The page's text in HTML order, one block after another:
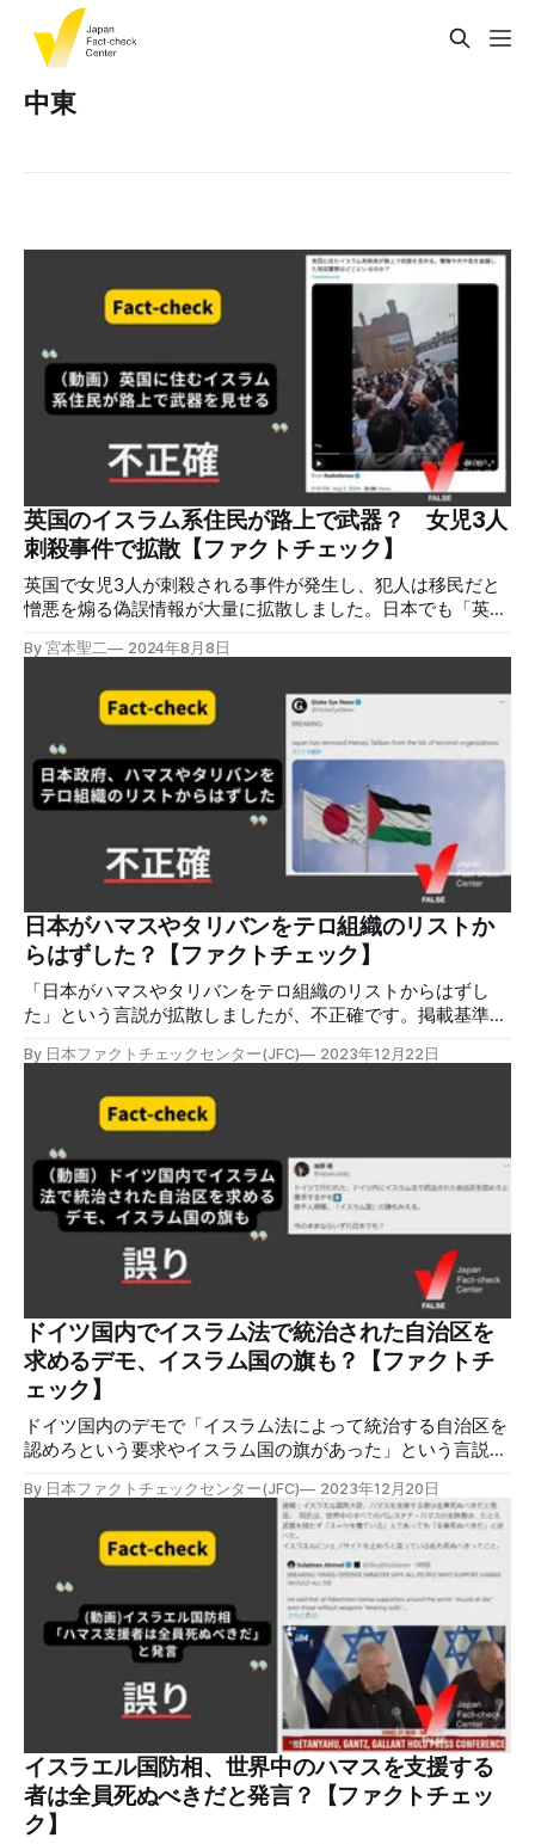
中東
英国のイスラム系住民が路上で武器？ 女児3人
刺殺事件で拡散【ファクトチェック】
英国で女児3人が刺殺される事件が発生し、犯人は移民だと
憎悪を煽る偽誤情報が大量に拡散しました。日本でも「英国
ともにナイフを持った群衆の動画が拡散し、イスラム系の暴
です。これは結婚祝いで装飾用のナイフを手に踊る様子で
いニュース 英国に住むイスラム系住民が路上で武器を見せ
る」というキャプションとともに、男性たちがナイフをかざ
して太鼓の音楽に合わせて踊る様子が映った動画が拡散し
すね」などのコメントがついている。同じ動画は英語で多数
拡散している。 検証過程 7月29日、イングランド西部のサ
ウスポートのダンススタジオで、3人の少女が17歳の少年に
刺殺される事件が起きた（NHK)。事件後、犯人はボートで
イギリスに渡ってきたイスラム系移民だといった偽情報が
SNSで拡散し大規模な暴動が起き、モスクなどが襲撃されて
いる（NHK）。 動画をGoogl
By 宮本聖二 2024年8月8日
日本がハマスやタリバンをテロ組織のリストか
らはずした？【ファクトチェック】
「日本がハマスやタリバンをテロ組織のリストからはずし
た」という言説が拡散しましたが、不正確です。掲載基準の
ですが、基準の再検討がされているほか、様々な資料に今も
「BREAKING: Japan has removed Hamas, Taliban from the
list of terrorist organizations.（速報：日本がテロ組織のリス
トからハマスとタリバンを削除した）」という英文のポスト
がX（Twitter）で拡散した。2023年12月4日現在、このポス
トは約316万回の表示回数と約1.5万件以上のリポストを獲得
している。 検証過程 公安調査庁サイトからの組織名の削除
現代東アラブ地域の政治に詳しい青山弘之・東京外大教授の
2023年11月29日の記事によると、青山教授が確認した時点
で、公安調査庁サイトの「世界のテロ・武装組織等」の項目
に54のテロ・武装組織が掲載されていた。ただし、以前はリ
ストにあった183の組織名などが削
By 日本ファクトチェックセンター(JFC) 2023年12月22日
ドイツ国内でイスラム法で統治された自治区を
求めるデモ、イスラム国の旗も？【ファクトチ
ェック】
ドイツ国内のデモで「イスラム法によって統治する自治区を
認めろという要求やイスラム国の旗があった」という言説が
力衝突に関連したデモでしたが、そのような要求は動画には
映っておらず、デモ参加者の旗などにイスラム国のものは見
つかっていないと現地警察は発表しています。 検証対象
2023年11月24日、ドイツ国内のデモで「イスラム国の旗が
掲げられていた」というポストが動画とともに拡散した（例
1、例2、例3）。 この投稿に「ドイツ内にイスラム法で統治
された自治区を認めろと要求するデモ」「『イスラム国』の
旗もみえる」などと日本語訳をつけて引用リポストした投稿
も日本のユーザーの間で拡散した。 検証過程 10月7日のイス
ラム組織ハマスによる奇襲とそれに対するイスラエルによる
大規模な攻撃が続く中、イスラエルあるいはパレスチナへの
連帯・支持を訴えるデモが世界各地で相次いだ。特にイスラ
エルの攻撃によって死傷者が急増していることに対し、批判
のデモも広がっている。 拡散した投稿は、そういったデモ
がドイツ国内でイスラム法による
By 日本ファクトチェックセンター(JFC) 2023年12月20日
イスラエル国防相、世界中のハマスを支援する
者は全員死ぬべきだと発言？【ファクトチェッ
ク】